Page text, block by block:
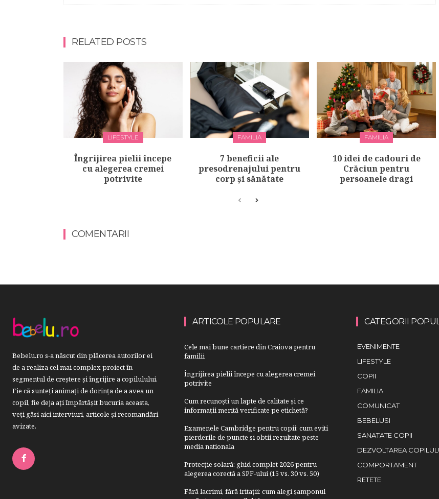
RELATED POSTS
LIFESTYLE
Îngrijirea pielii începe
cu alegerea cremei
potrivite
FAMILIA
7 beneficii ale
presodrenajului pentru
corp și sănătate
FAMILIA
10 idei de cadouri de
Crăciun pentru
persoanele dragi
COMENTARII
Bebelu.ro s-a născut din plăcerea autorilor ei
de a realiza cel mai complex proiect în
segmentul de creştere şi îngrijire a copilulului.
Fie că sunteţi animaţi de dorinţa de a avea un
copil, fie deja aţi împărtăşit bucuria aceasta,
veți găsi aici interviuri, articole şi recomandări
avizate.
ARTICOLE POPULARE
Cele mai bune cartiere din Craiova pentru
familii
Îngrijirea pielii începe cu alegerea cremei
potrivite
Cum recunoști un lapte de calitate și ce
informații merită verificate pe etichetă?
Examenele Cambridge pentru copii: cum eviti
pierderile de puncte si obtii rezultate peste
media nationala
Protecție solară: ghid complet 2026 pentru
alegerea corectă a SPF-ului (15 vs. 30 vs. 50)
Fără lacrimi, fără iritații: cum alegi șamponul
CATEGORII
EVENIMENTE
LIFESTYLE
COPII
FAMILIA
COMUNICAT
BEBELUSI
SANATATE COPII
DEZVOLTAREA
COMPORTAMENT
RETETE